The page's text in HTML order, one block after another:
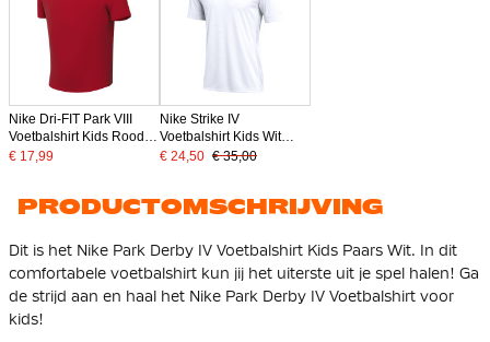
Nike Dri-FIT Park VIII
Voetbalshirt Kids Rood
Wit
€ 17,99
Nike Strike IV
Voetbalshirt Kids Wit
Zwart
€ 24,50 € 35,00
PRODUCTOMSCHRIJVING
Dit is het Nike Park Derby IV Voetbalshirt Kids Paars Wit. In dit
comfortabele voetbalshirt kun jij het uiterste uit je spel halen! Ga
de strijd aan en haal het Nike Park Derby IV Voetbalshirt voor
kids!